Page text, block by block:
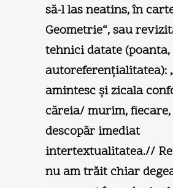
să-l las neatins, în
Geometrie“, sau
tehnici datate (poanta,
autoreferenţialitatea):
amintesc şi zicala
căreia/ murim,
descopăr imediat
intertextualitatea.//
nu am trăit chiar